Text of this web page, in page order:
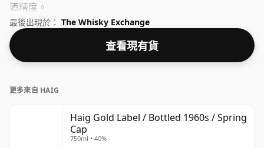
酒精度。
最後出現於： The Whisky Exchange
查看現有貨
更多來自 HAIG
Haig Gold Label / Bottled 1960s / Spring
Cap
750ml • 40%